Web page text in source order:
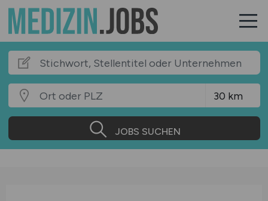
JOBS SUCHEN